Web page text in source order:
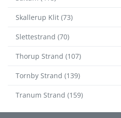
Skallerup Klit (73)
Slettestrand (70)
Thorup Strand (107)
Tornby Strand (139)
Tranum Strand (159)